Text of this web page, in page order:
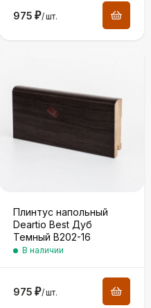
975 ₽/шт.
Плинтус напольный
Deartio Best Дуб
Темный B202-16
В наличии
975 ₽/шт.